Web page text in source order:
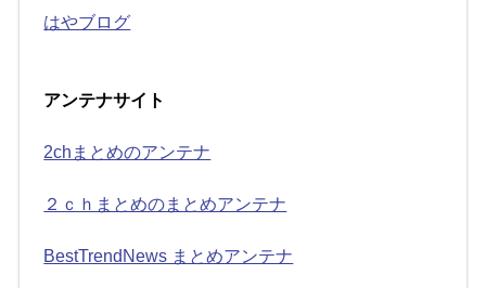
はやブログ
アンテナサイト
2chまとめのアンテナ
２ｃｈまとめのまとめアンテナ
BestTrendNews まとめアンテナ